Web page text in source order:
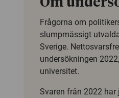
Frågorna om
slumpmässigt
Sverige.
undersökningen
universitet.
Svaren från 2022